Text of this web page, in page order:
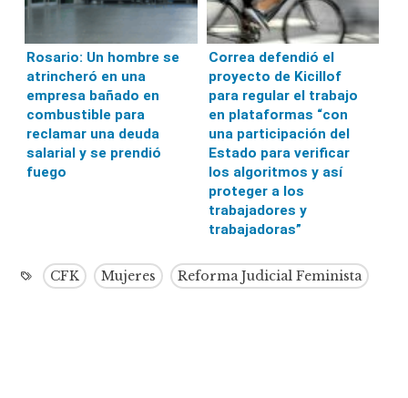
Rosario: Un hombre se
atrincheró en una
empresa bañado en
combustible para
reclamar una deuda
salarial y se prendió
fuego
Correa defendió el
proyecto de Kicillof
para regular el trabajo
en plataformas “con
una participación del
Estado para verificar
los algoritmos y así
proteger a los
trabajadores y
trabajadoras”
CFK Mujeres Reforma Judicial Feminista